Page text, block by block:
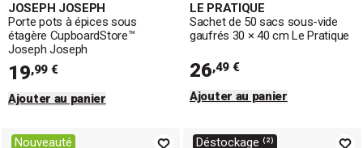
JOSEPH JOSEPH
Porte pots à épices sous
étagère CupboardStore™
Joseph Joseph
19,99 €
Ajouter au panier
LE PRATIQUE
Sachet de 50 sacs sous-vide
gaufrés 30 × 40 cm Le Pratique
26,49 €
Ajouter au panier
Nouveauté
Déstockage ⁽²⁾